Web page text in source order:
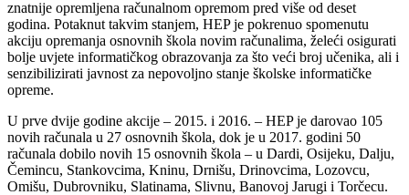
znatnije opremljena računalnom opremom pred više od deset
godina. Potaknut takvim stanjem, HEP je pokrenuo spomenutu
akciju opremanja osnovnih škola novim računalima, želeći osigurati
bolje uvjete informatičkog obrazovanja za što veći broj učenika, ali i
senzibilizirati javnost za nepovoljno stanje školske informatičke
opreme.
U prve dvije godine akcije – 2015. i 2016. – HEP je darovao 105
novih računala u 27 osnovnih škola, dok je u 2017. godini 50
računala dobilo novih 15 osnovnih škola – u Dardi, Osijeku, Dalju,
Čemincu, Stankovcima, Kninu, Drnišu, Drinovcima, Lozovcu,
Omišu, Dubrovniku, Slatinama, Slivnu, Banovoj Jarugi i Torčecu.